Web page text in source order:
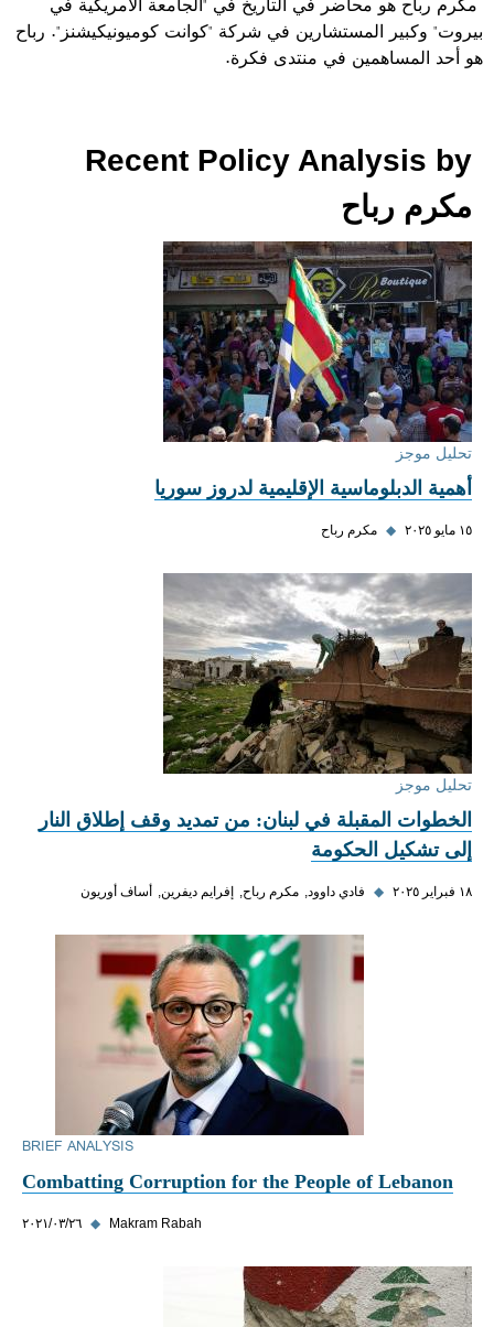
بيروت" وكبير المستشارين في شركة "كوانت كوميونيكيشنز". رباح
هو أحد المساهمين في منتدى فكرة.
Recent Policy Analysis by
مكرم رباح
تحليل موجز
أهمية الدبلوماسية الإقليمية لدروز سوريا
١٥ مايو ٢٠٢٥ ◆ مكرم رباح
تحليل موجز
الخطوات المقبلة في لبنان: من تمديد وقف إطلاق النار
إلى تشكيل الحكومة
١٨ فبراير ٢٠٢٥ ◆ فادي داوود مكرم رباح إفرايم ديفرين أساف أوريون
BRIEF ANALYSIS
Combatting Corruption for the People of Lebanon
٢٦‏/٠٣‏/٢٠٢١ ◆ Makram Rabah